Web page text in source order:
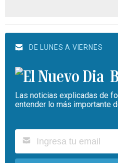
DE LUNES A VIERNES
Las noticias explicadas de
entender lo más importante